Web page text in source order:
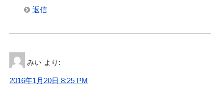
返信
みい より:
2016年1月20日 8:25 PM